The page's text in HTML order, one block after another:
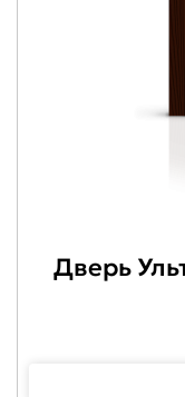
Дверь